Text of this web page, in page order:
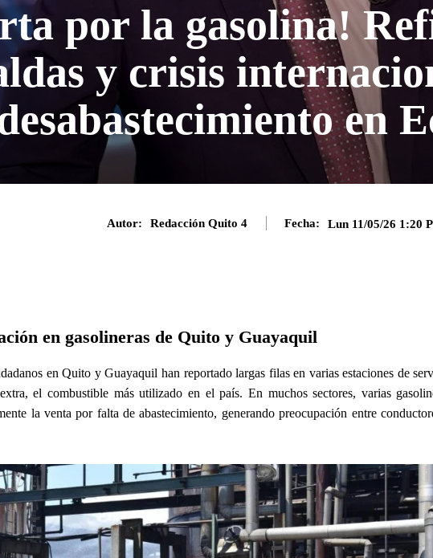
por la gasolina!
y crisis
en
Autor: Redacción Quito 4 Fecha: Lun 11/05/26 1:20
en gasolineras de Quito y Guayaquil
en Quito y Guayaquil han reportado largas filas en varias estaciones de
el combustible más utilizado en el país. En muchos sectores, varias
la venta por falta de abastecimiento, generando preocupación entre